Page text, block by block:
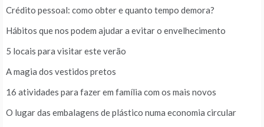
Crédito pessoal: como obter e quanto tempo demora?
Hábitos que nos podem ajudar a evitar o envelhecimento
5 locais para visitar este verão
A magia dos vestidos pretos
16 atividades para fazer em família com os mais novos
O lugar das embalagens de plástico numa economia circular